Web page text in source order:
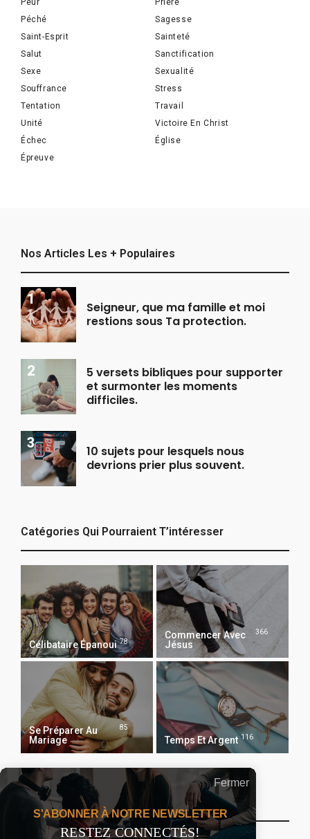
Peur
Prière
Péché
Sagesse
Saint-Esprit
Sainteté
Salut
Sanctification
Sexe
Sexualité
Souffrance
Stress
Tentation
Travail
Unité
Victoire En Christ
Échec
Église
Épreuve
Nos Articles Les + Populaires
Seigneur, que ma famille et moi
restions sous Ta protection.
5 versets bibliques pour supporter
et surmonter les moments
difficiles.
10 sujets pour lesquels nous
devrions prier plus souvent.
Catégories Qui Pourraient T’intéresser
Célibataire Épanoui 78
Commencer Avec
Jésus
366
Se Préparer Au
Mariage
85
Temps Et Argent 116
Recevoir Notre Newsletter Chaque Matin
Fermer
S'ABONNER À NOTRE NEWSLETTER
RESTEZ CONNECTÉS!